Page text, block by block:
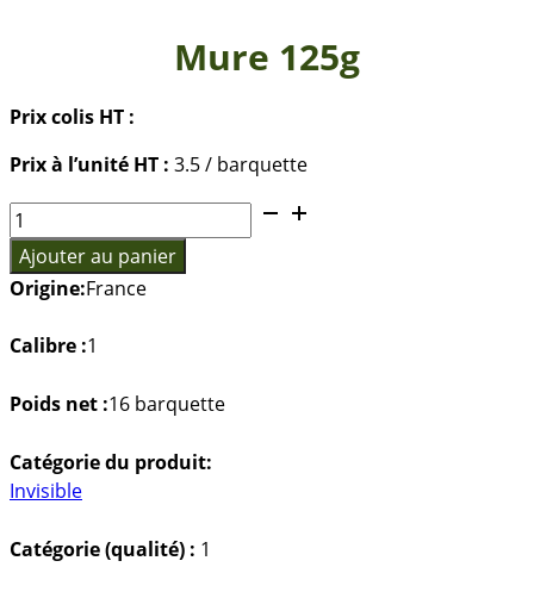
Mure 125g
Prix colis HT :
Prix à l’unité HT : 3.5 / barquette
quantité
de
Mure
125g
Ajouter au panier
Origine:France
Calibre :1
Poids net :16 barquette
Catégorie du produit:
Invisible
Catégorie (qualité) : 1